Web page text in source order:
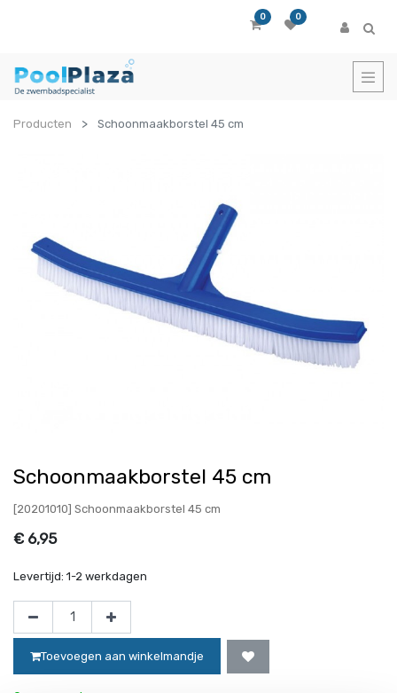
0 0
Producten Schoonmaakborstel 45 cm
Schoonmaakborstel 45 cm
[20201010] Schoonmaakborstel 45 cm
€ 6,95
Levertijd: 1-2 werkdagen
Toevoegen aan winkelmandje